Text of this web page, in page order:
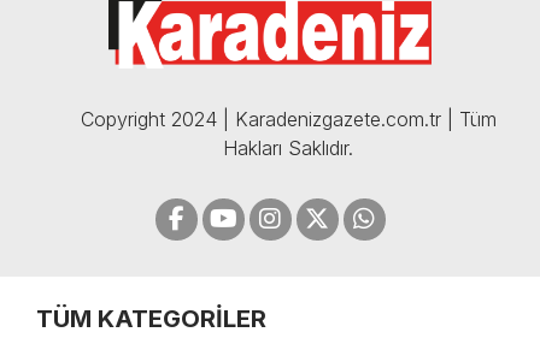
05.12.2024
Copyright 2024 | Karadenizgazete.com.tr | Tüm
Hakları Saklıdır.
TÜM KATEGORİLER